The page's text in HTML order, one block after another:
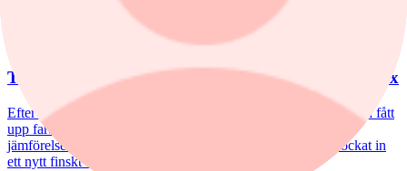
Theorells revansch – småbolagsfonden kör om index
Efter flera år av motvind har Henrietta Theorells småbolagsfond fått
upp farten. Under årets första sex månader slog fonden sitt
jämförelseindex med 5,6 procentenheter. Hon har också plockat in
ett nytt finskt bolag i portföljen.